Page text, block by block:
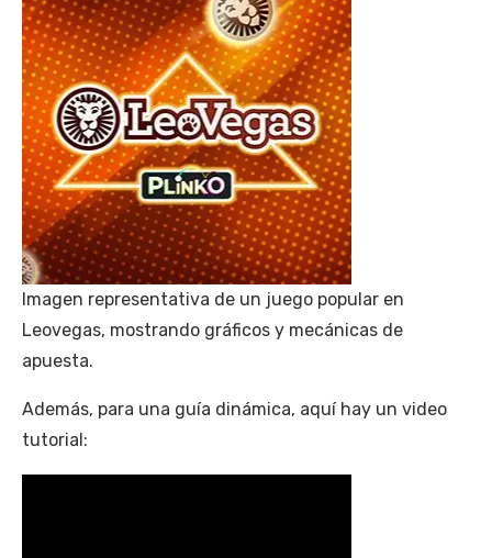
Imagen representativa de un juego popular en
Leovegas, mostrando gráficos y mecánicas de
apuesta.
Además, para una guía dinámica, aquí hay un video
tutorial: